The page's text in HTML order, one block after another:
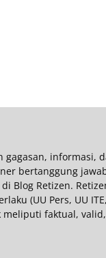
gagasan, informasi,
bertanggung
Blog Retizen.
(UU Pers, UU
faktual,